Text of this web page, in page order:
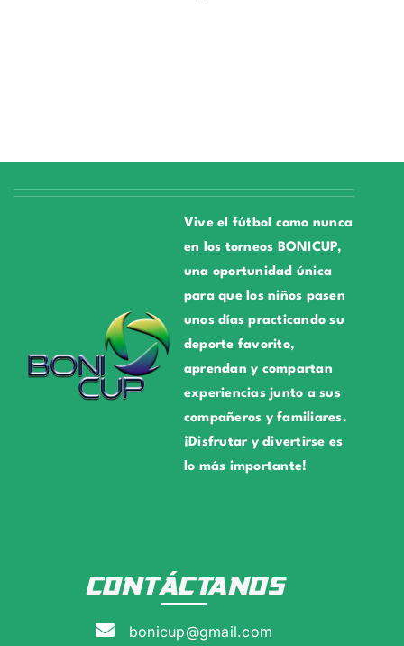
Vive el fútbol como nunca
en los torneos BONICUP,
una oportunidad única
para que los niños pasen
unos días practicando su
deporte favorito,
aprendan y compartan
experiencias junto a sus
compañeros y familiares.
¡Disfrutar y divertirse es
lo más importante!
CONTÁCTANOS
bonicup@gmail.com